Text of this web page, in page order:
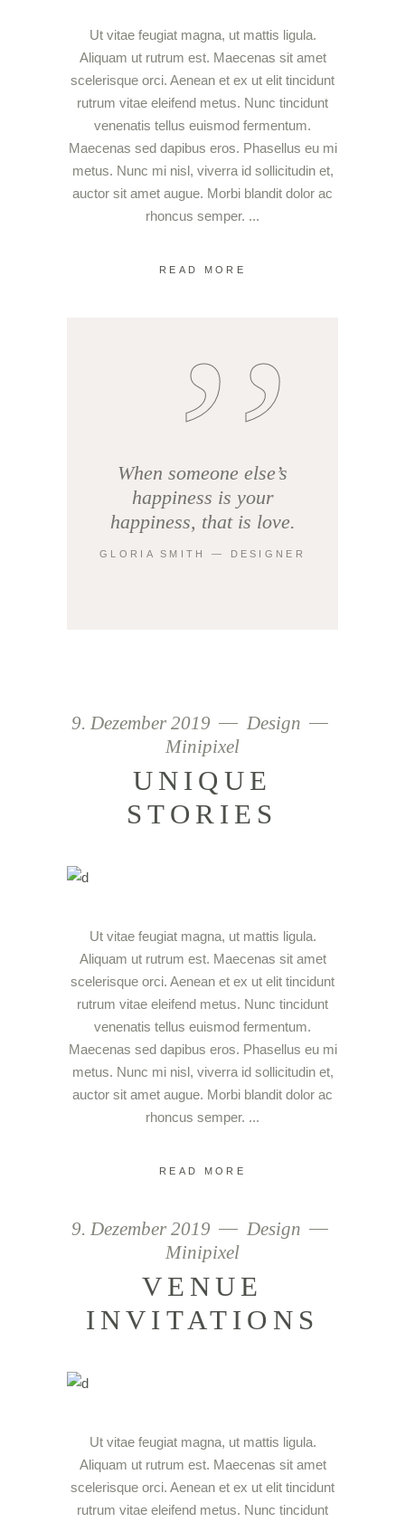
Ut vitae feugiat magna, ut mattis ligula.
Aliquam ut rutrum est. Maecenas sit amet
scelerisque orci. Aenean et ex ut elit tincidunt
rutrum vitae eleifend metus. Nunc tincidunt
venenatis tellus euismod fermentum.
Maecenas sed dapibus eros. Phasellus eu mi
metus. Nunc mi nisl, viverra id sollicitudin et,
auctor sit amet augue. Morbi blandit dolor ac
rhoncus semper.
READ MORE
When someone else’s
happiness is your
happiness, that is love.
GLORIA SMITH ― DESIGNER
9. Dezember 2019
Design
Minipixel
UNIQUE
STORIES
Ut vitae feugiat magna, ut mattis ligula.
Aliquam ut rutrum est. Maecenas sit amet
scelerisque orci. Aenean et ex ut elit tincidunt
rutrum vitae eleifend metus. Nunc tincidunt
venenatis tellus euismod fermentum.
Maecenas sed dapibus eros. Phasellus eu mi
metus. Nunc mi nisl, viverra id sollicitudin et,
auctor sit amet augue. Morbi blandit dolor ac
rhoncus semper.
READ MORE
9. Dezember 2019
Design
Minipixel
VENUE
INVITATIONS
Ut vitae feugiat magna, ut mattis ligula.
Aliquam ut rutrum est. Maecenas sit amet
scelerisque orci. Aenean et ex ut elit tincidunt
rutrum vitae eleifend metus. Nunc tincidunt